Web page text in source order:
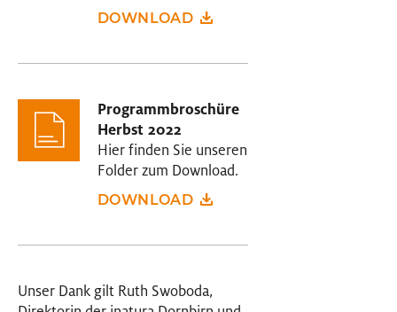
DOWNLOAD
Programmbroschüre
Herbst 2022
Hier finden Sie unseren
Folder zum Download.
DOWNLOAD
Unser Dank gilt Ruth Swoboda,